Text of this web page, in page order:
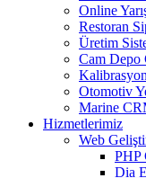
Online
Restoran
Üretim
Cam Depo
Otomotiv
Marine
Hizmetlerimiz
Web
PHP
Dia